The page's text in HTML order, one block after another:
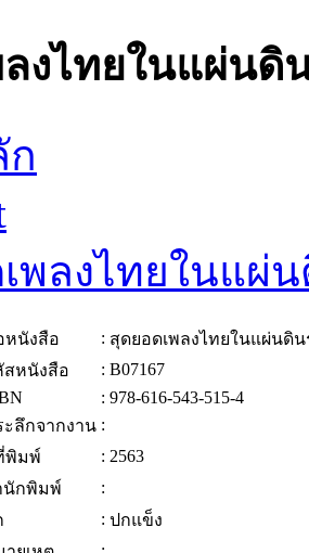
ลงไทยในแผ่นดิ
พลงไทยในแผ่
หนังสือ : สุดยอดเพลงไทยในแผ่นดิ
สหนังสือ
: B07167
: 978-616-543-515-4
ะลึกจากงาน :
พิมพ์
: 2563
นักพิมพ์
:
: ปกแข็ง